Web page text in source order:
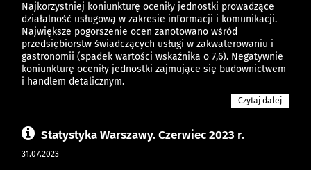
Najkorzystniej koniunkturę oceniły jednostki prowadzące
działalność usługową w zakresie informacji i komunikacji.
Największe pogorszenie ocen zanotowano wśród
przedsiębiorstw świadczących usługi w zakwaterowaniu i
gastronomii (spadek wartości wskaźnika o 7,6). Negatywnie
koniunkturę oceniły jednostki zajmujące się budownictwem
i handlem detalicznym.
Czytaj dalej
Statystyka Warszawy. Czerwiec 2023 r.
31.07.2023